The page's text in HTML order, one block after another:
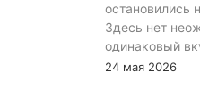
остановились
Здесь нет
одинаковый
хорошо идёт и
24 мая 2026